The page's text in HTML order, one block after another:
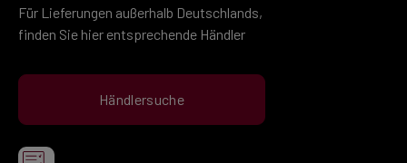
Für Lieferungen außerhalb Deutschlands,
finden Sie hier entsprechende Händler
Händlersuche